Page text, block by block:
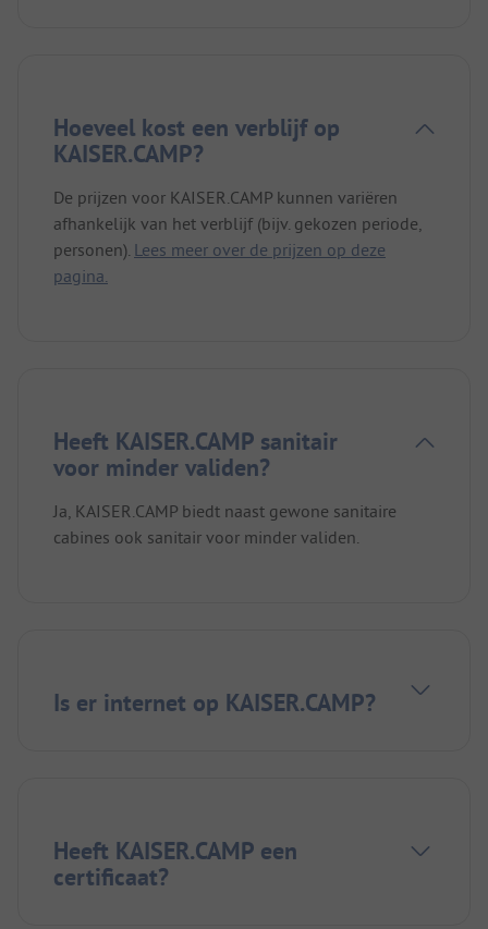
Hoeveel kost een verblijf op
KAISER.CAMP?
De prijzen voor KAISER.CAMP kunnen variëren
afhankelijk van het verblijf (bijv. gekozen periode,
personen). Lees meer over de prijzen op deze
pagina.
Heeft KAISER.CAMP sanitair
voor minder validen?
Ja, KAISER.CAMP biedt naast gewone sanitaire
cabines ook sanitair voor minder validen.
Is er internet op KAISER.CAMP?
Heeft KAISER.CAMP een
certificaat?